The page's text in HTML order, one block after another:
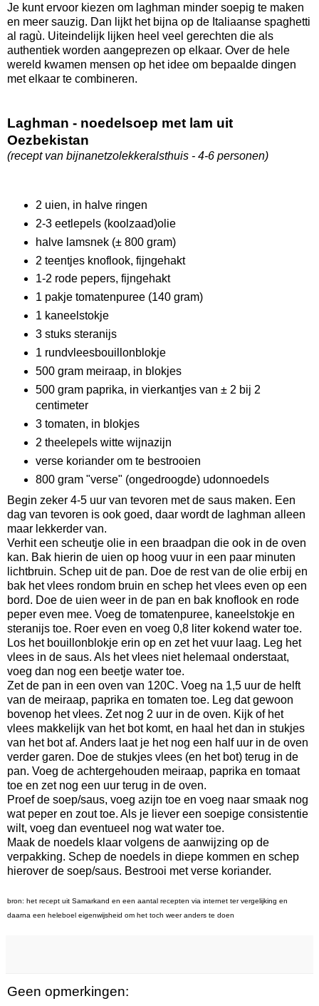
Je kunt ervoor kiezen om laghman minder soepig te maken
en meer sauzig. Dan lijkt het bijna op de Italiaanse spaghetti
al ragù. Uiteindelijk lijken heel veel gerechten die als
authentiek worden aangeprezen op elkaar. Over de hele
wereld kwamen mensen op het idee om bepaalde dingen
met elkaar te combineren.
Laghman - noedelsoep met lam uit
Oezbekistan
(recept van bijnanetzolekkeralsthuis - 4-6 personen)
2 uien, in halve ringen
2-3 eetlepels (koolzaad)olie
halve lamsnek (± 800 gram)
2 teentjes knoflook, fijngehakt
1-2 rode pepers, fijngehakt
1 pakje tomatenpuree (140 gram)
1 kaneelstokje
3 stuks steranijs
1 rundvleesbouillonblokje
500 gram meiraap, in blokjes
500 gram paprika, in vierkantjes van ± 2 bij 2
centimeter
3 tomaten, in blokjes
2 theelepels witte wijnazijn
verse koriander om te bestrooien
800 gram "verse" (ongedroogde) udonnoedels
Begin zeker 4-5 uur van tevoren met de saus maken. Een
dag van tevoren is ook goed, daar wordt de laghman alleen
maar lekkerder van.
Verhit een scheutje olie in een braadpan die ook in de oven
kan. Bak hierin de uien op hoog vuur in een paar minuten
lichtbruin. Schep uit de pan. Doe de rest van de olie erbij en
bak het vlees rondom bruin en schep het vlees even op een
bord. Doe de uien weer in de pan en bak knoflook en rode
peper even mee. Voeg de tomatenpuree, kaneelstokje en
steranijs toe. Roer even en voeg 0,8 liter kokend water toe.
Los het bouillonblokje erin op en zet het vuur laag. Leg het
vlees in de saus. Als het vlees niet helemaal onderstaat,
voeg dan nog een beetje water toe.
Zet de pan in een oven van 120C. Voeg na 1,5 uur de helft
van de meiraap, paprika en tomaten toe. Leg dat gewoon
bovenop het vlees. Zet nog 2 uur in de oven. Kijk of het
vlees makkelijk van het bot komt, en haal het dan in stukjes
van het bot af. Anders laat je het nog een half uur in de oven
verder garen. Doe de stukjes vlees (en het bot) terug in de
pan. Voeg de achtergehouden meiraap, paprika en tomaat
toe en zet nog een uur terug in de oven.
Proef de soep/saus, voeg azijn toe en voeg naar smaak nog
wat peper en zout toe. Als je liever een soepige consistentie
wilt, voeg dan eventueel nog wat water toe.
Maak de noedels klaar volgens de aanwijzing op de
verpakking. Schep de noedels in diepe kommen en schep
hierover de soep/saus. Bestrooi met verse koriander.
bron: het recept uit Samarkand en een aantal recepten via internet ter vergelijking en
daarna een heleboel eigenwijsheid om het toch weer anders te doen
Geen opmerkingen: